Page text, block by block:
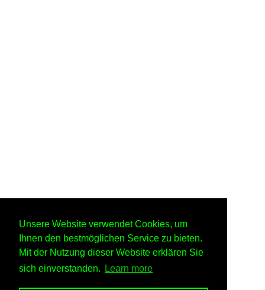
Unsere Website verwendet Cookies, um
Ihnen den bestmöglichen Service zu bieten.
Mit der Nutzung dieser Website erklären Sie
sich einverstanden.
Learn more